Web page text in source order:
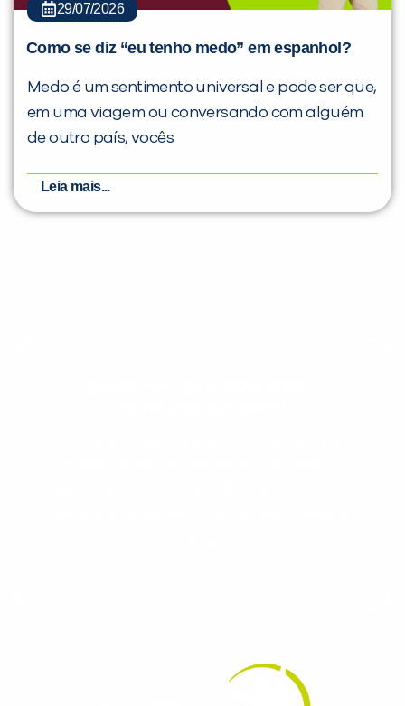
29/07/2026
Como se diz “eu tenho medo” em espanhol?
Medo é um sentimento universal e pode ser que,
em uma viagem ou conversando com alguém
de outro país, vocês
Leia mais...